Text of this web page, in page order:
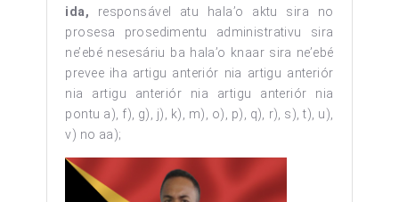
ida, responsável atu hala’o aktu sira no
prosesa prosedimentu administrativu sira
ne’ebé nesesáriu ba hala’o knaar sira ne’ebé
prevee iha artigu anteriór nia artigu anteriór
nia artigu anteriór nia artigu anteriór nia
pontu a), f), g), j), k), m), o), p), q), r), s), t), u),
v) no aa);